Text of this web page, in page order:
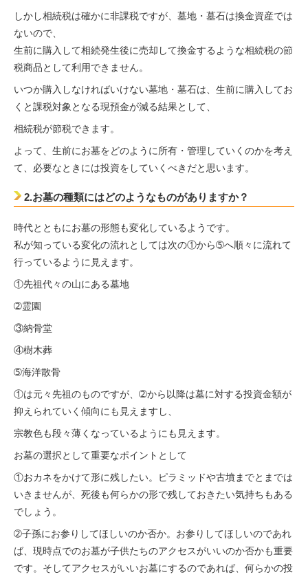
しかし相続税は確かに非課税ですが、墓地・墓石は換金資産では
ないので、
生前に購入して相続発生後に売却して換金するような相続税の節
税商品として利用できません。
いつか購入しなければいけない墓地・墓石は、生前に購入してお
くと課税対象となる現預金が減る結果として、
相続税が節税できます。
よって、生前にお墓をどのように所有・管理していくのかを考え
て、必要なときには投資をしていくべきだと思います。
2.お墓の種類にはどのようなものがありますか？
時代とともにお墓の形態も変化しているようです。
私が知っている変化の流れとしては次の①から➄へ順々に流れて
行っているように見えます。
①先祖代々の山にある墓地
➁霊園
③納骨堂
④樹木葬
➄海洋散骨
①は元々先祖のものですが、➁から以降は墓に対する投資金額が
抑えられていく傾向にも見えますし、
宗教色も段々薄くなっているようにも見えます。
お墓の選択として重要なポイントとして
①おカネをかけて形に残したい。ピラミッドや古墳までとまでは
いきませんが、死後も何らかの形で残しておきたい気持ちもある
でしょう。
➁子孫にお参りしてほしいのか否か。お参りしてほしいのであれ
ば、現時点でのお墓が子供たちのアクセスがいいのか否かも重要
です。そしてアクセスがいいお墓にするのであれば、何らかの投